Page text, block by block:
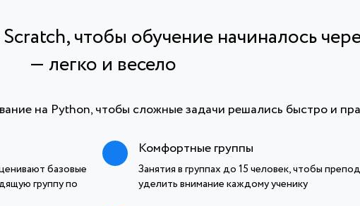
чтобы обучение начиналось
— легко и весело
на Python, чтобы сложные задачи решались быстро и
базовые
группу по
Комфортные группы
Занятия в группах до 15 человек, чтобы
уделить внимание каждому ученику